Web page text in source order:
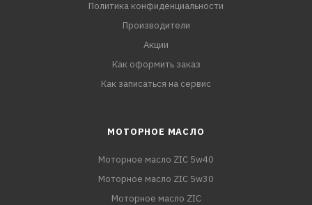
Политика конфиденциальности
Производители
Акции
Как оформить заказ
Как записаться на сервис
МОТОРНОЕ МАСЛО
Моторное масло ZIC 5w40
Моторное масло ZIC 5w30
Моторное масло ZIC